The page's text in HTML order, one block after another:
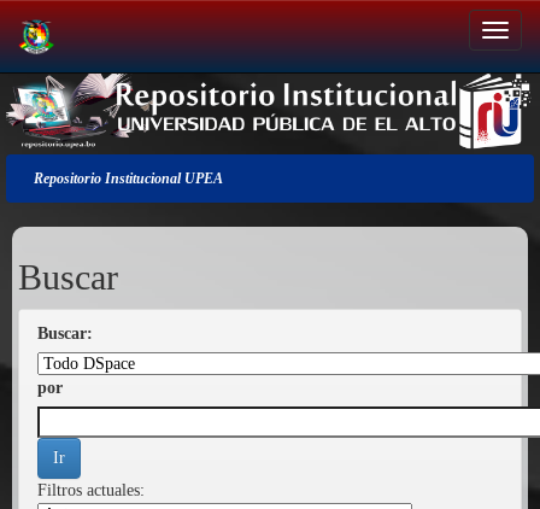
Salir
de
la
navegación
Repositorio Institucional UPEA
Buscar
Buscar:
por
Filtros actuales: